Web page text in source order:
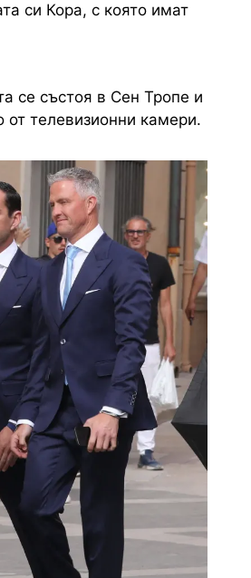
си Кора, с която имат
се състоя в Сен Тропе и
от телевизионни камери.